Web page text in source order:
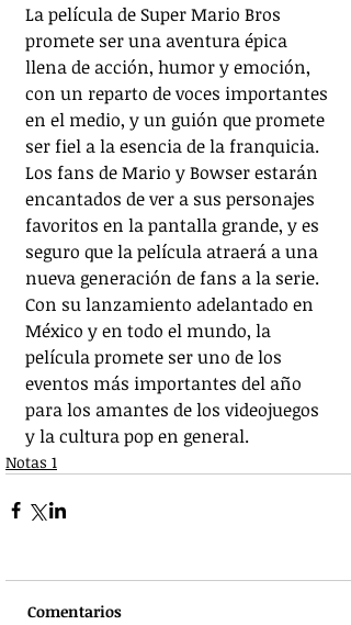
La película de Super Mario Bros
promete ser una aventura épica
llena de acción, humor y emoción,
con un reparto de voces importantes
en el medio, y un guión que promete
ser fiel a la esencia de la franquicia.
Los fans de Mario y Bowser estarán
encantados de ver a sus personajes
favoritos en la pantalla grande, y es
seguro que la película atraerá a una
nueva generación de fans a la serie.
Con su lanzamiento adelantado en
México y en todo el mundo, la
película promete ser uno de los
eventos más importantes del año
para los amantes de los videojuegos
y la cultura pop en general.
Notas 1
Comentarios